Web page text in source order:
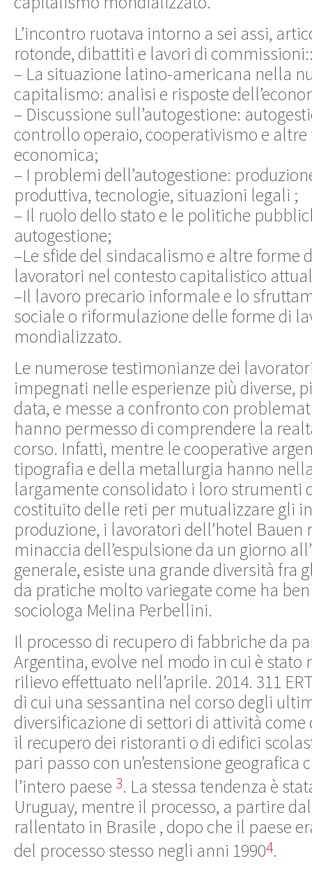
L’incontro ruotava intorno a sei assi,
rotonde, dibattiti e lavori di
– La situazione latino-americana nella
capitalismo: analisi e risposte
– Discussione sull’autogestione:
controllo operaio, cooperativismo e altre
economica;
– I problemi dell’autogestione:
produttiva, tecnologie, situazioni legali ;
– Il ruolo dello stato e le politiche
autogestione;
–Le sfide del sindacalismo e altre forme
lavoratori nel contesto capitalistico
–Il lavoro precario informale e lo
sociale o riformulazione delle forme di
mondializzato.
Le numerose testimonianze dei
impegnati nelle esperienze più diverse,
data, e messe a confronto con
hanno permesso di comprendere la
corso. Infatti, mentre le cooperative
tipografia e della metallurgia hanno
largamente consolidato i loro strumenti
costituito delle reti per mutualizzare gli
produzione, i lavoratori dell’hotel Bauen
minaccia dell’espulsione da un giorno
generale, esiste una grande diversità fra
da pratiche molto variegate come ha
sociologa Melina Perbellini.
Il processo di recupero di fabbriche da
Argentina, evolve nel modo in cui è
rilievo effettuato nell’aprile. 2014. 311
di cui una sessantina nel corso degli
diversificazione di settori di attività
il recupero dei ristoranti o di edifici
pari passo con un’estensione geografica
l’intero paese 3. La stessa tendenza è
Uruguay, mentre il processo, a partire
rallentato in Brasile , dopo che il paese
del processo stesso negli anni 19904.